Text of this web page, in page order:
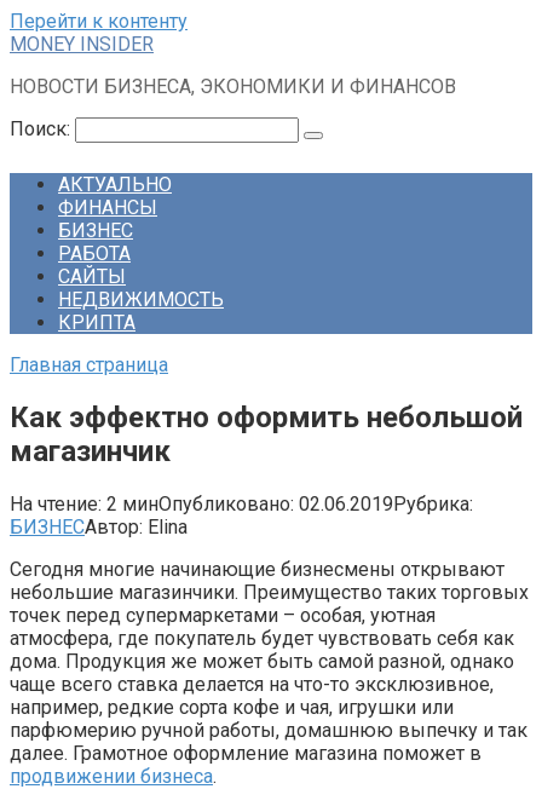
Перейти к контенту
MONEY INSIDER
НОВОСТИ БИЗНЕСА, ЭКОНОМИКИ И ФИНАНСОВ
Поиск:
АКТУАЛЬНО
ФИНАНСЫ
БИЗНЕС
РАБОТА
САЙТЫ
НЕДВИЖИМОСТЬ
КРИПТА
Главная страница
Как эффектно оформить небольшой
магазинчик
На чтение: 2 минОпубликовано: 02.06.2019Рубрика:
БИЗНЕСАвтор: Elina
Сегодня многие начинающие бизнесмены открывают
небольшие магазинчики. Преимущество таких торговых
точек перед супермаркетами – особая, уютная
атмосфера, где покупатель будет чувствовать себя как
дома. Продукция же может быть самой разной, однако
чаще всего ставка делается на что-то эксклюзивное,
например, редкие сорта кофе и чая, игрушки или
парфюмерию ручной работы, домашнюю выпечку и так
далее. Грамотное оформление магазина поможет в
продвижении бизнеса.